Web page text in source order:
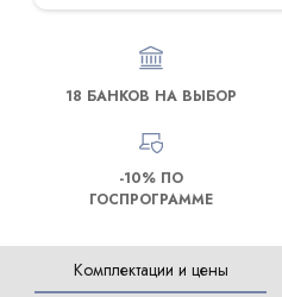
18 БАНКОВ НА ВЫБОР
-10% ПО
ГОСПРОГРАММЕ
Комплектации и цены